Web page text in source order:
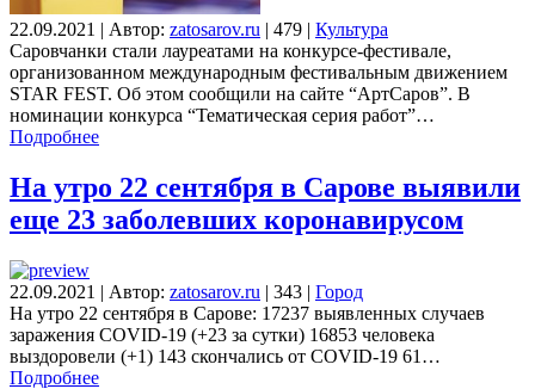
22.09.2021 | Автор: zatosarov.ru | 479 | Культура
Саровчанки стали лауреатами на конкурсе-фестивале,
организованном международным фестивальным движением
STAR FEST. Об этом сообщили на сайте “АртСаров”. В
номинации конкурса “Тематическая серия работ”…
Подробнее
На утро 22 сентября в Сарове выявили
еще 23 заболевших коронавирусом
22.09.2021 | Автор: zatosarov.ru | 343 | Город
На утро 22 сентября в Сарове: 17237 выявленных случаев
заражения COVID-19 (+23 за сутки) 16853 человека
выздоровели (+1) 143 скончались от COVID-19 61…
Подробнее